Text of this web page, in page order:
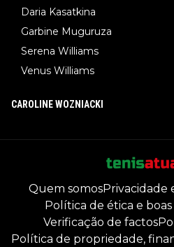
Daria Kasatkina
Garbine Muguruza
Serena Williams
Venus Williams
CAROLINE WOZNIACKI
Quem somosPrivacidade
Política de ética e
Verificação de factos
Política de propriedade,